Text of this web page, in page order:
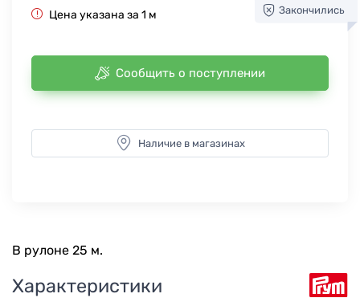
Закончились
Цена указана за 1 м
Сообщить о поступлении
Наличие в магазинах
В рулоне 25 м.
Характеристики